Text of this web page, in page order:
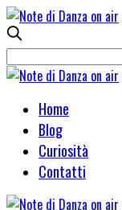
Home
Blog
Curiosità
Contatti